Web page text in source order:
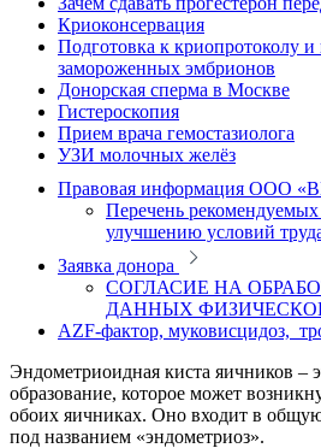
Криоконсервация
Подготовка к криопротоколу и
замороженных эмбрионов
Донорская сперма в Москве
Гистероскопия
Прием врача гемостазиолога
УЗИ молочных желёз
Правовая информация ООО
Перечень
улучшению условий
Заявка донора
СОГЛАСИЕ НА
ДАННЫХ
AZF-фактор, муковисцидоз,
Эндометриоидная киста яичников –
образование, которое может
обоих яичниках. Оно входит в
под названием «эндометриоз».